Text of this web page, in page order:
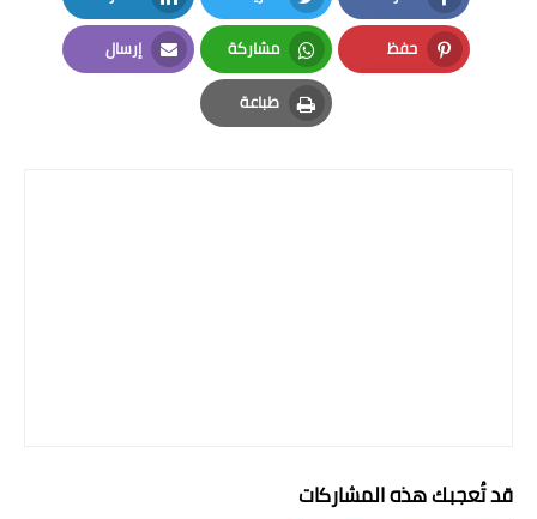
المرحلة الاعدادية
ملازم دراسية
المرحلة الابتدائية
Facebook
Twitter
LinkedIn
حفظ
Pinterest
مشاركة
Whatsapp
إرسال
Email
طباعة
Print
قد تُعجبك هذه المشاركات